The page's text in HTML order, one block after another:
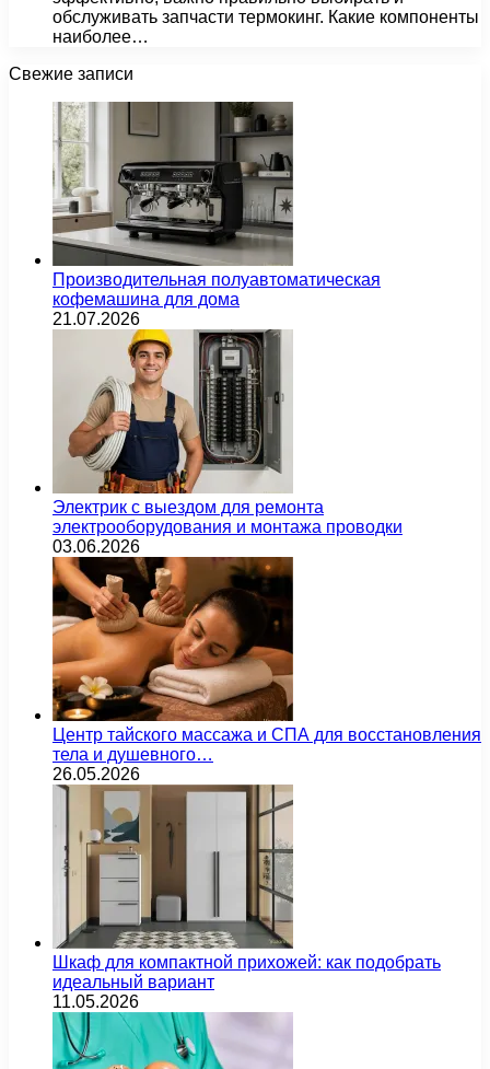
обслуживать запчасти термокинг. Какие компоненты
наиболее…
Свежие записи
Производительная полуавтоматическая
кофемашина для дома
21.07.2026
Электрик с выездом для ремонта
электрооборудования и монтажа проводки
03.06.2026
Центр тайского массажа и СПА для восстановления
тела и душевного…
26.05.2026
Шкаф для компактной прихожей: как подобрать
идеальный вариант
11.05.2026